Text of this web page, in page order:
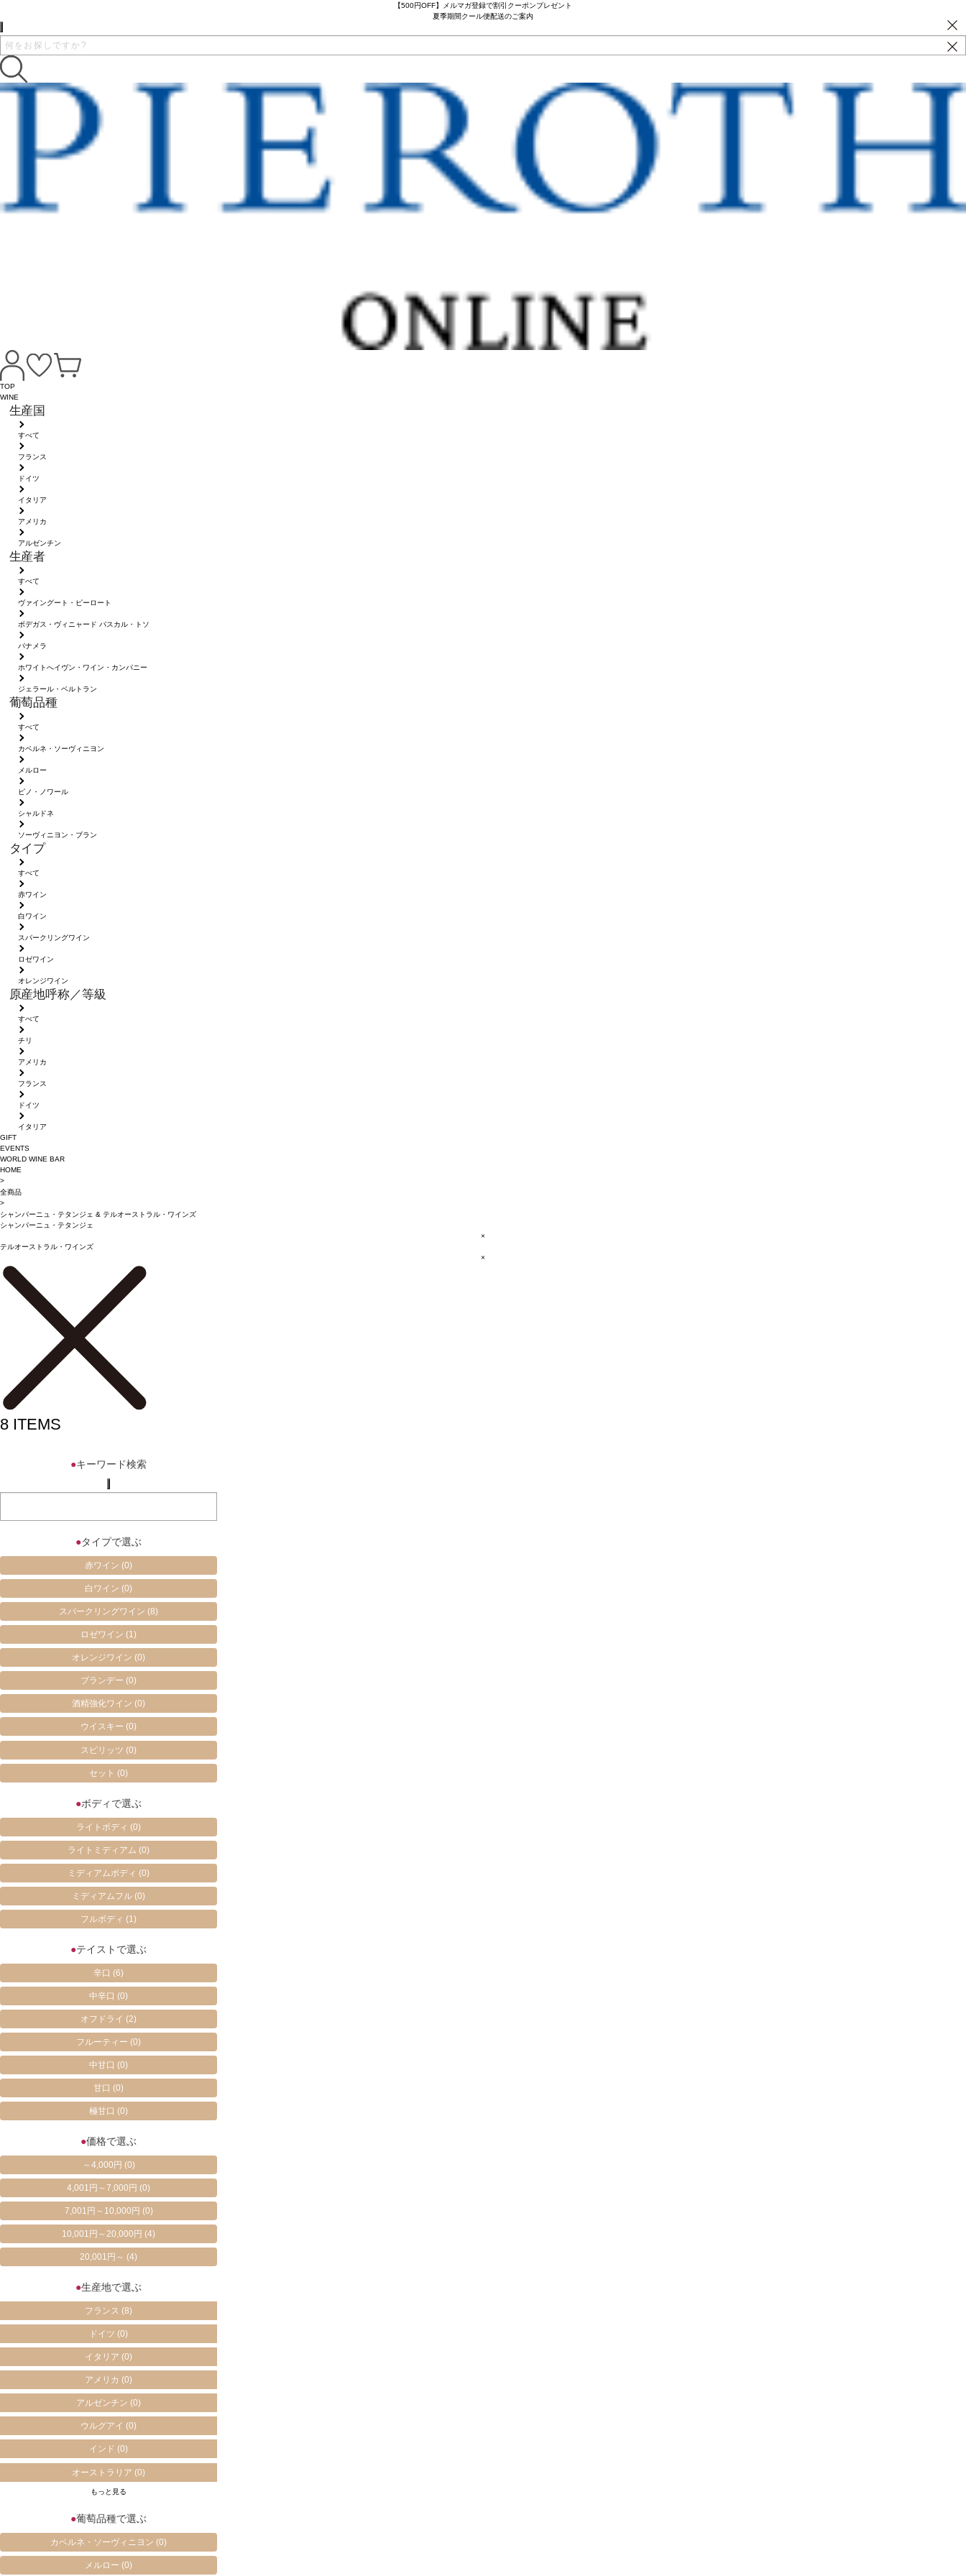
【500円OFF】メルマガ登録で割引クーポンプレゼント
夏季期間クール便配送のご案内
TOP
WINE
生産国
すべて
フランス
ドイツ
イタリア
アメリカ
アルゼンチン
生産者
すべて
ヴァイングート・ピーロート
ボデガス・ヴィニャード パスカル・トソ
パナメラ
ホワイトへイヴン・ワイン・カンパニー
ジェラール・ベルトラン
葡萄品種
すべて
カベルネ・ソーヴィニヨン
メルロー
ピノ・ノワール
シャルドネ
ソーヴィニヨン・ブラン
タイプ
すべて
赤ワイン
白ワイン
スパークリングワイン
ロゼワイン
オレンジワイン
原産地呼称／等級
すべて
チリ
アメリカ
フランス
ドイツ
イタリア
GIFT
EVENTS
WORLD WINE BAR
HOME
>
全商品
>
シャンパーニュ・テタンジェ & テルオーストラル・ワインズ
シャンパーニュ・テタンジェ
×
テルオーストラル・ワインズ
×
8 ITEMS
●キーワード検索
●タイプで選ぶ
赤ワイン(0)
白ワイン(0)
スパークリングワイン(8)
ロゼワイン(1)
オレンジワイン(0)
ブランデー(0)
酒精強化ワイン(0)
ウイスキー(0)
スピリッツ(0)
セット(0)
●ボディで選ぶ
ライトボディ(0)
ライトミディアム(0)
ミディアムボディ(0)
ミディアムフル(0)
フルボディ(1)
●テイストで選ぶ
辛口(6)
中辛口(0)
オフドライ(2)
フルーティー(0)
中甘口(0)
甘口(0)
極甘口(0)
●価格で選ぶ
～4,000円 (0)
4,001円～7,000円(0)
7,001円～10,000円 (0)
10,001円～20,000円(4)
20,001円～(4)
●生産地で選ぶ
フランス(8)
ドイツ(0)
イタリア(0)
アメリカ(0)
アルゼンチン(0)
ウルグアイ(0)
インド(0)
オーストラリア(0)
もっと見る
●葡萄品種で選ぶ
カベルネ・ソーヴィニヨン(0)
メルロー(0)